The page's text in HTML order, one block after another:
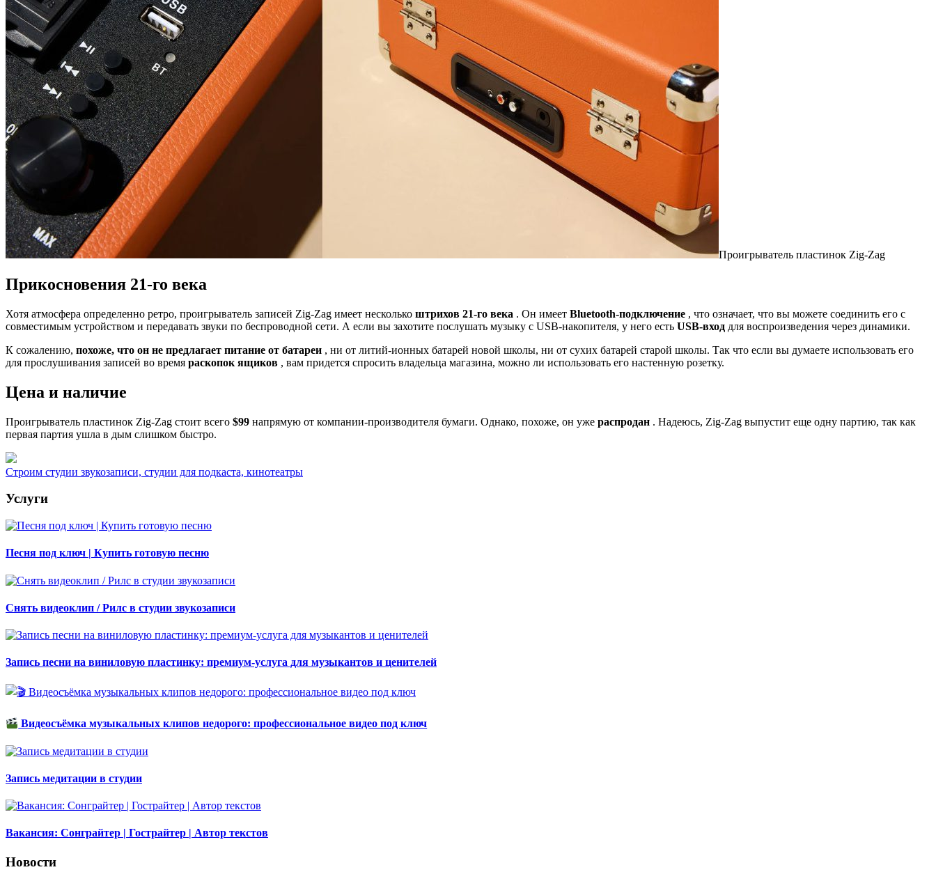
Проигрыватель пластинок Zig-Zag
Прикосновения 21-го века
Хотя атмосфера определенно ретро, ​​проигрыватель записей Zig-Zag имеет несколько штрихов 21-го века . Он имеет Bluetooth-подключение , что означает, что вы можете соединить его с
совместимым устройством и передавать звуки по беспроводной сети. А если вы захотите послушать музыку с USB-накопителя, у него есть USB-вход для воспроизведения через динамики.
К сожалению, похоже, что он не предлагает питание от батареи , ни от литий-ионных батарей новой школы, ни от сухих батарей старой школы. Так что если вы думаете использовать его
для прослушивания записей во время раскопок ящиков , вам придется спросить владельца магазина, можно ли использовать его настенную розетку.
Цена и наличие
Проигрыватель пластинок Zig-Zag стоит всего $99 напрямую от компании-производителя бумаги. Однако, похоже, он уже распродан . Надеюсь, Zig-Zag выпустит еще одну партию, так как
первая партия ушла в дым слишком быстро.
Строим студии звукозаписи, студии для подкаста, кинотеатры
Услуги
Песня под ключ | Купить готовую песню
Снять видеоклип / Рилс в студии звукозаписи
Запись песни на виниловую пластинку: премиум-услуга для музыкантов и ценителей
Видеосъёмка музыкальных клипов недорого: профессиональное видео под ключ
Запись медитации в студии
Вакансия: Сонграйтер | Гострайтер | Автор текстов
Новости